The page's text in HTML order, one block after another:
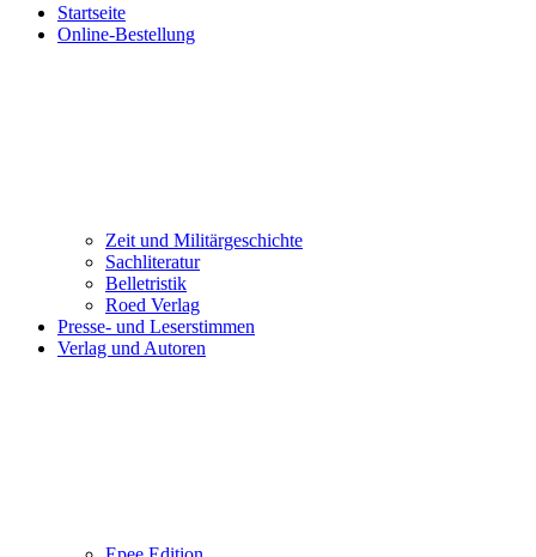
Startseite
Online-Bestellung
Zeit und Militärgeschichte
Sachliteratur
Belletristik
Roed Verlag
Presse- und Leserstimmen
Verlag und Autoren